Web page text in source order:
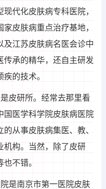
代化皮肤病专科医院，
皮肤病重点治疗基地，
及江苏皮肤病名医会诊中
传承的精华，还自主研发
的技术。
皮研所。经常去那里看
国医学科学院皮肤病医院
的从事皮肤病集医、教、
机构。当然，除了皮研
不错。
是南京市第一医院皮肤